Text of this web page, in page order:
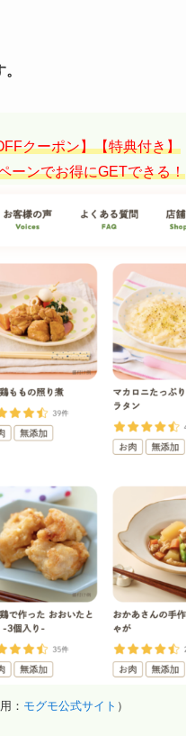
クーポン】【特典付き】
ーンでお得にGETできる！
： モグモ公式サイト ）